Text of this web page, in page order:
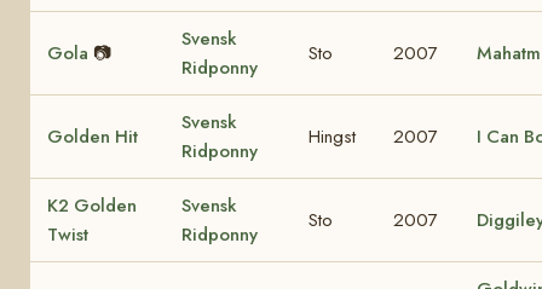
Gola 📷
Svensk
Ridponny
Sto 2007
Golden Hit
Svensk
Ridponny
Hingst 2007 I Can
K2 Golden
Twist
Svensk
Ridponny
Sto 2007